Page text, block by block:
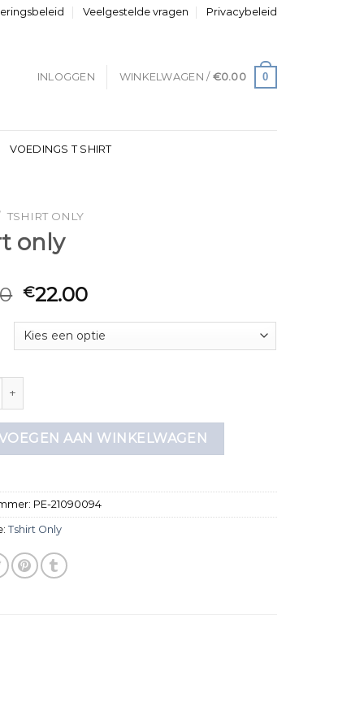
Veelgestelde vragen Privacybeleid
INLOGGEN WINKELWAGEN / €0.00 0
VOEDINGS T SHIRT
TSHIRT ONLY
only
€22.00
AAN WINKELWAGEN
PE-21090094
Tshirt Only